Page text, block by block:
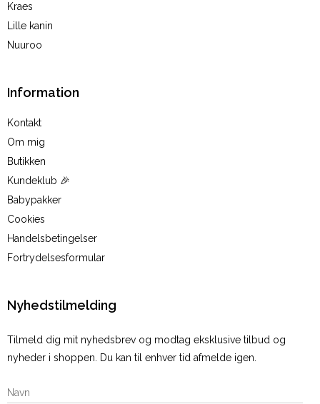
Kraes
Lille kanin
Nuuroo
Information
Kontakt
Om mig
Butikken
Kundeklub 🎉
Babypakker
Cookies
Handelsbetingelser
Fortrydelsesformular
Nyhedstilmelding
Tilmeld dig mit nyhedsbrev og modtag eksklusive tilbud og
nyheder i shoppen. Du kan til enhver tid afmelde igen.